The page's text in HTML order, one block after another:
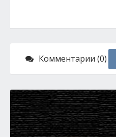
Комментарии (0)